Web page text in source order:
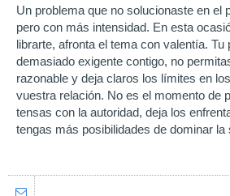
Un problema que no solucionaste en el
pero con más intensidad. En esta
librarte, afronta el tema con valentía.
demasiado exigente contigo, no
razonable y deja claros los límites en
vuestra relación. No es el momento de
tensas con la autoridad, deja los
tengas más posibilidades de dominar la